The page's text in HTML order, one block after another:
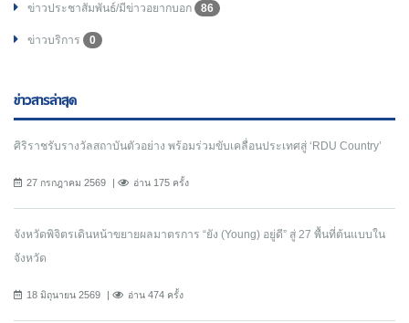
ข่าวประชาสัมพันธ์/มีข่าวอยากบอก 86
ข่าวบริการ 0
ข่าวสารล่าสุด
ศิริราชรับรางวัลสถาบันตัวอย่าง พร้อมร่วมขับเคลื่อนประเทศสู่ ‘RDU Country’
27 กรกฎาคม 2569 อ่าน 175 ครั้ง
จังหวัดพิจิตรเดินหน้าขยายผลมาตรการ “ยัง (Young) อยู่ดี” สู่ 27 พื้นที่ต้นแบบใน
จังหวัด
18 มิถุนายน 2569 อ่าน 474 ครั้ง